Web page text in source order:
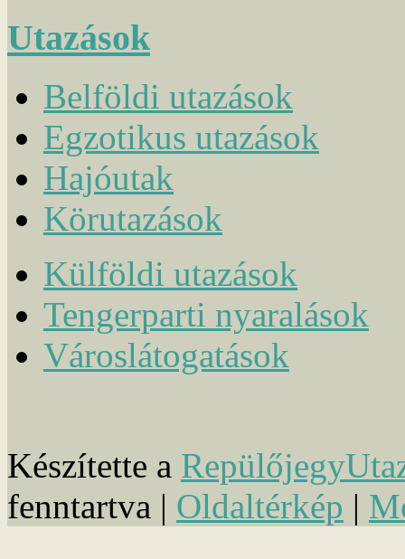
Utazások
Belföldi utazások
Egzotikus utazások
Hajóutak
Körutazások
Külföldi utazások
Tengerparti nyaralások
Városlátogatások
Készítette a
fenntartva | Oldaltérkép |